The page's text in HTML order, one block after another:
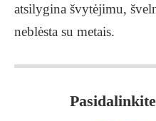
atsilygina švytėjimu,
neblėsta su metais.